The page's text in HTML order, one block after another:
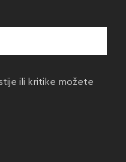
ili kritike možete